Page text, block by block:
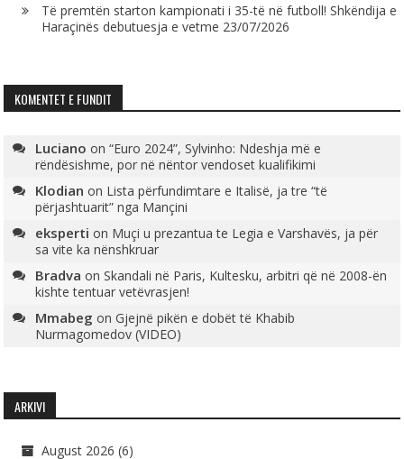
Të premtën starton kampionati i 35-të në futboll! Shkëndija e
Haraçinës debutuesja e vetme 23/07/2026
KOMENTET E FUNDIT
Luciano on“Euro 2024”, Sylvinho: Ndeshja më e
rëndësishme, por në nëntor vendoset kualifikimi
Klodian on Lista përfundimtare e Italisë, ja tre “të
përjashtuarit” nga Mançini
eksperti on Muçi u prezantua te Legia e Varshavës, ja për
sa vite ka nënshkruar
Bradva onSkandali në Paris, Kultesku, arbitri që në 2008-ën
kishte tentuar vetëvrasjen!
Mmabeg onGjejnë pikën e dobët të Khabib
Nurmagomedov (VIDEO)
ARKIVI
August 2026 (6)